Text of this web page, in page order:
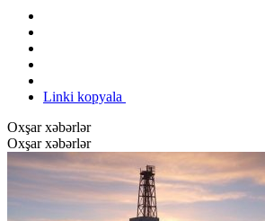
Linki kopyala
Oxşar xəbərlər
Oxşar xəbərlər